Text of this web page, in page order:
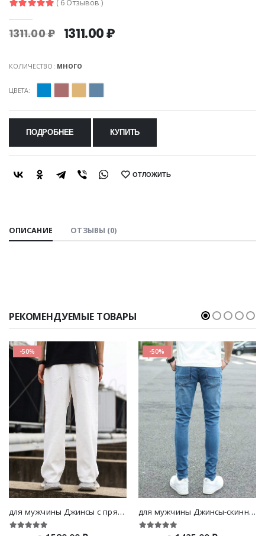
( 6 Отзывов )
1311.00 ₽ 1311.00 ₽
КОЛИЧЕСТВО: МНОГО
ЦВЕТА:
ПОДРОБНЕЕ КУПИТЬ
SHARE: ОТЛОЖИТЬ
ОПИСАНИЕ ОТЗЫВЫ (0)
РЕКОМЕНДУЕМЫЕ ТОВАРЫ
-50%
для мужчины Джинсы с прямыми штанинами с карманом
-50%
для мужчины Джинсы-скинни рваный